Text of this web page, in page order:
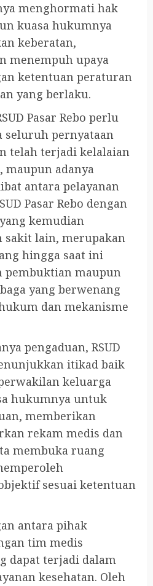
menghormati hak
kuasa hukumnya
keberatan,
menempuh upaya
ketentuan peraturan
yang berlaku.
Pasar Rebo perlu
seluruh pernyataan
telah terjadi kelalaian
maupun adanya
antara pelayanan
Pasar Rebo dengan
kemudian
lain, merupakan
hingga saat ini
pembuktian maupun
yang berwenang
dan mekanisme
pengaduan, RSUD
itikad baik
keluarga
hukumnya untuk
memberikan
rekam medis dan
membuka ruang
sesuai ketentuan
antara pihak
tim medis
dapat terjadi dalam
kesehatan. Oleh